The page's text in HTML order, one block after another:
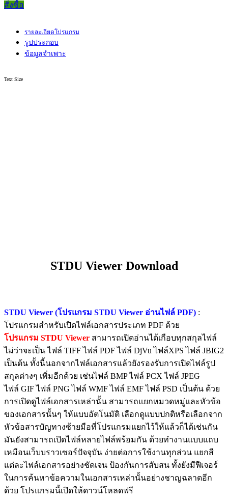
สั่งซื้อ
รายละเอียดโปรแกรม
รูปประกอบ
ข้อมูลจำเพาะ
Text Size
STDU Viewer Download
STDU Viewer (โปรแกรม STDU Viewer อ่านไฟล์ PDF) :
โปรแกรมสำหรับเปิดไฟล์เอกสารประเภท PDF ด้วย
โปรแกรม STDU Viewer สามารถเปิดอ่านได้เกือบทุกสกุลไฟล์
ไม่ว่าจะเป็น ไฟล์ TIFFไฟล์ PDFไฟล์ DjVuไฟล์XPSไฟล์ JBIG2
เป็นต้น ทั้งนี้นอกจากไฟล์เอกสารแล้วยังรองรับการเปิดไฟล์รูป
สกุลต่างๆ เพิ่มอีกด้วย เช่นไฟล์ BMPไฟล์ PCXไฟล์ JPEG
ไฟล์ GIFไฟล์ PNGไฟล์ WMFไฟล์ EMFไฟล์ PSD เป็นต้น ด้วย
การเปิดดูไฟล์เอกสารเหล่านั้น สามารถแยกหมวดหมู่และหัวข้อ
ของเอกสารนั้นๆ ให้แบบอัตโนมัติ เลือกดูแบบปกติหรือเลือกจาก
หัวข้อสารบัญทางซ้ายมือที่โปรแกรมแยกไว้ให้แล้วก็ได้เช่นกัน
มันยังสามารถเปิดไฟล์หลายไฟล์พร้อมกัน ด้วยทำงานแบบแถบ
เหมือนเว็บบราวเซอร์ปัจจุบัน ง่ายต่อการใช้งานทุกส่วน แยกสี
แต่ละไฟล์เอกสารอย่างชัดเจน ป้องกันการสับสน ทั้งยังมีฟีเจอร์
ในการค้นหาข้อความในเอกสารเหล่านั้นอย่างชาญฉลาดอีก
ด้วย โปรแกรมนี้เปิดให้ดาวน์โหลดฟรี